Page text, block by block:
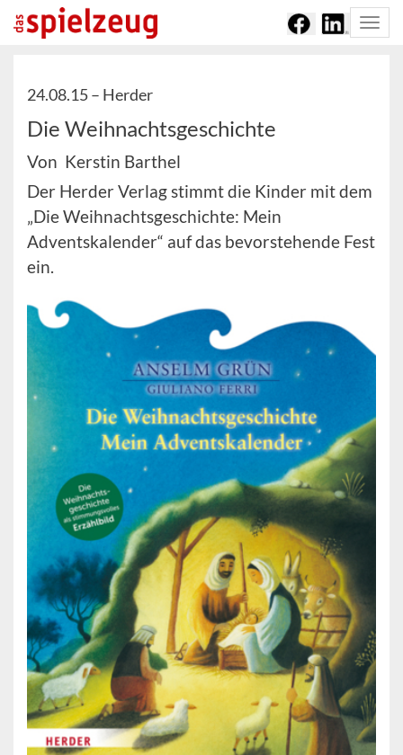
24.08.15 – Herder
Die Weihnachtsgeschichte
Von Kerstin Barthel
Der Herder Verlag stimmt die Kinder mit dem
„Die Weihnachtsgeschichte: Mein
Adventskalender“ auf das bevorstehende Fest
ein.